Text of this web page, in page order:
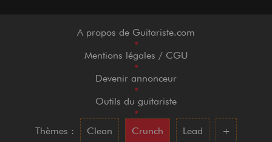
A propos de Guitariste.com
•
Mentions légales / CGU
•
Devenir annonceur
•
Outils du guitariste
•
Thèmes :
Clean Crunch Lead +